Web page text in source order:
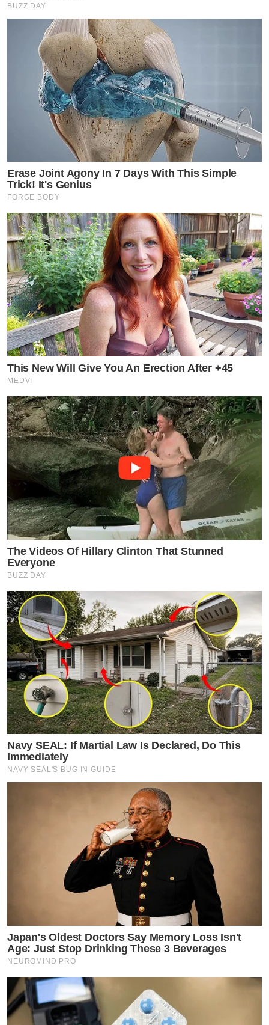
BUZZ DAY
Erase Joint Agony In 7 Days With This Simple
Trick! It's Genius
FORGE BODY
This New Will Give You An Erection After +45
MEDVI
The Videos Of Hillary Clinton That Stunned
Everyone
BUZZ DAY
Navy SEAL: If Martial Law Is Declared, Do This
Immediately
NAVY SEAL'S BUG IN GUIDE
Japan's Oldest Doctors Say Memory Loss Isn't
Age: Just Stop Drinking These 3 Beverages
NEUROMIND PRO